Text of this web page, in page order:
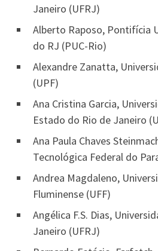
Janeiro (UFRJ)
Alberto Raposo, Pontifícia
do RJ (PUC-Rio)
Alexandre Zanatta,
(UPF)
Ana Cristina Garcia,
Estado do Rio de Janeiro
Ana Paula Chaves
Tecnológica Federal do
Andrea Magdaleno,
Fluminense (UFF)
Angélica F.S. Dias,
Janeiro (UFRJ)